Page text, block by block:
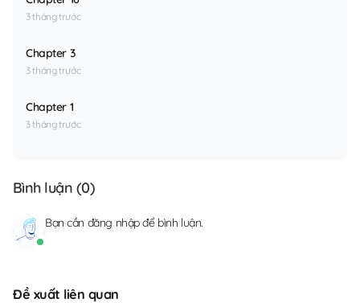
3 tháng trước
Chapter 3
3 tháng trước
Chapter 1
3 tháng trước
Bình luận (0)
Bạn cần đăng nhậpđể bình luận.
Đề xuất liên quan